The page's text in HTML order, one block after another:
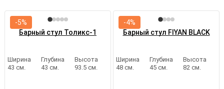
Барный стул Толикс-1
Ширина
43 см.
Глубина
43 см.
Высота
93.5 см.
-5%
Барный стул FIYAN BLACK
Ширина
48 см.
Глубина
45 см.
Высота
82 см.
-4%